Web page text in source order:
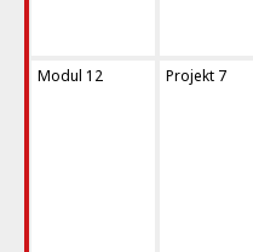
Modul 12 Projekt 7